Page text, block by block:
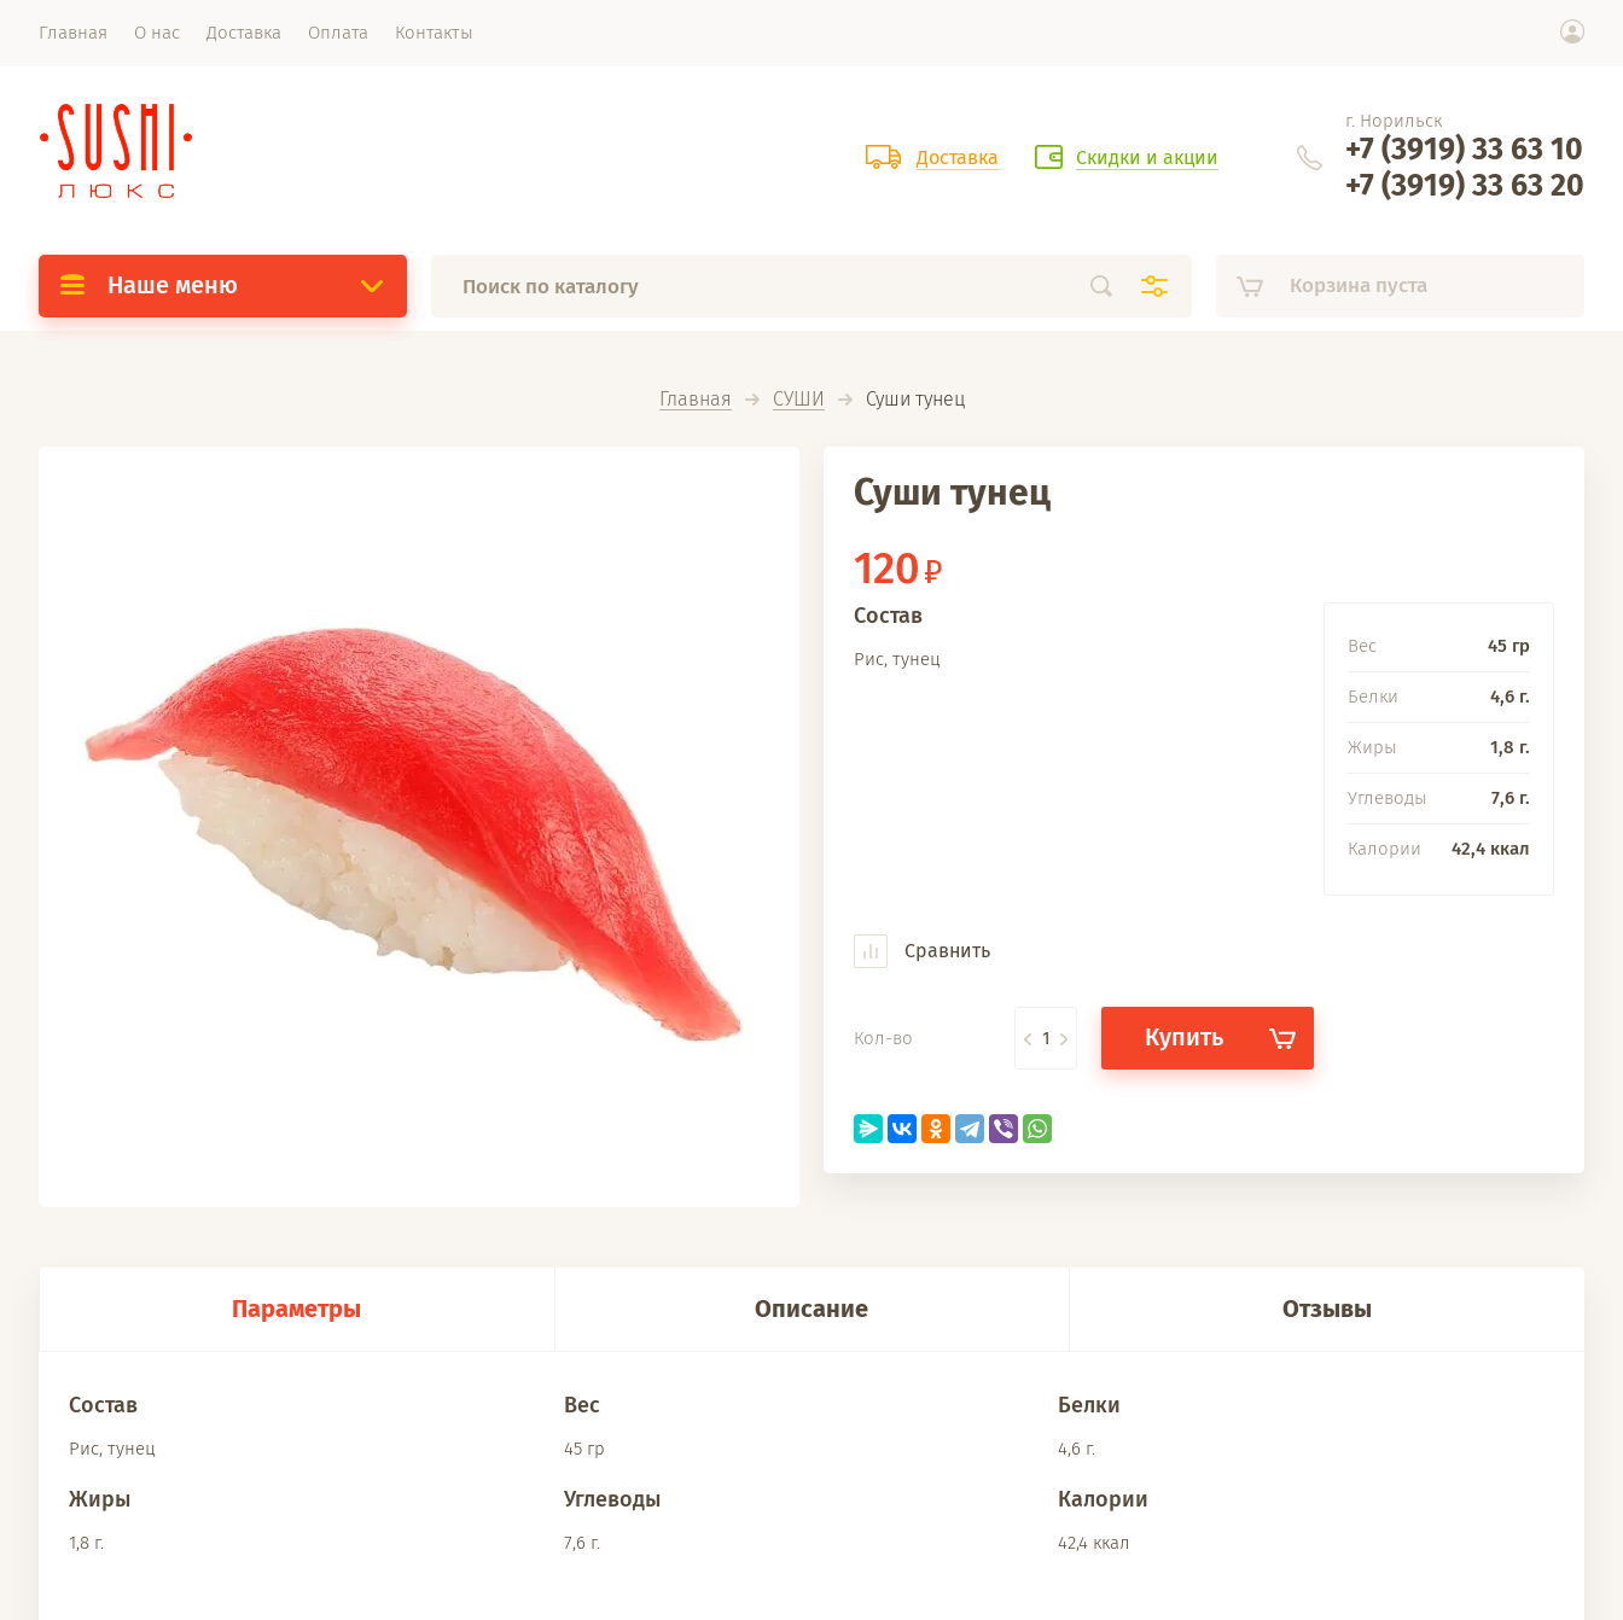
Главная О нас Доставка Оплата Контакты
Доставка Скидки и акции
г. Норильск
+7 (3919) 33 63 10
+7 (3919) 33 63 20
Наше меню Корзина пуста
Главная СУШИ
  Суши тунец
Суши тунец
120
Состав
Рис, тунец
Вес 45 гр
Белки 4,6 г.
Жиры 1,8 г.
Углеводы 7,6 г.
Калории 42,4 ккал
Сравнить
Кол-во Купить
Параметры Описание Отзывы
Состав
Рис, тунец
Вес
45 гр
Белки
4,6 г.
Жиры
1,8 г.
Углеводы
7,6 г.
Калории
42,4 ккал